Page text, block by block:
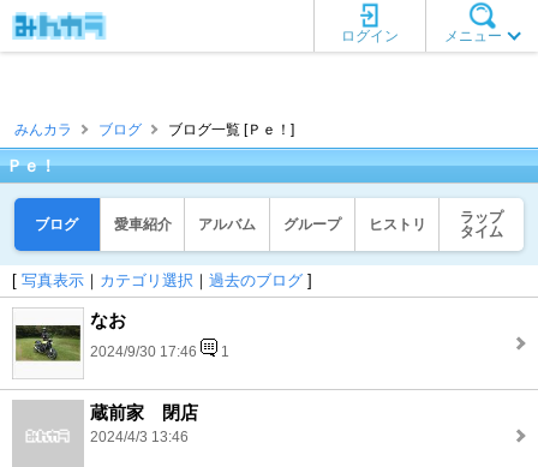
メニュー
ログイン
みんカラ ブログ ブログ一覧 [Ｐｅ！]
Ｐｅ！
ブログ 愛車紹介 アルバム グループ ヒストリ
ラップ
タイム
[ 写真表示 ｜ カテゴリ選択 ｜ 過去のブログ ]
なお
2024/9/30 17:46 1
蔵前家 閉店
2024/4/3 13:46